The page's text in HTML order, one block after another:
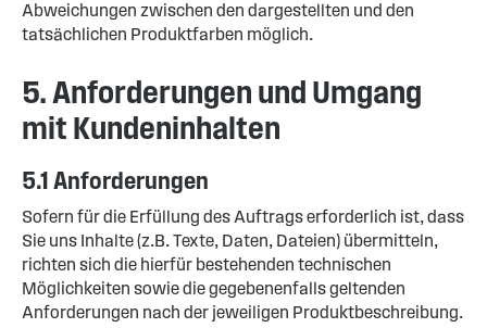
Abweichungen zwischen den dargestellten und den
tatsächlichen Produktfarben möglich.
5. Anforderungen und Umgang
mit Kundeninhalten
5.1 Anforderungen
Sofern für die Erfüllung des Auftrags erforderlich ist, dass
Sie uns Inhalte (z.B. Texte, Daten, Dateien) übermitteln,
richten sich die hierfür bestehenden technischen
Möglichkeiten sowie die gegebenenfalls geltenden
Anforderungen nach der jeweiligen Produktbeschreibung.